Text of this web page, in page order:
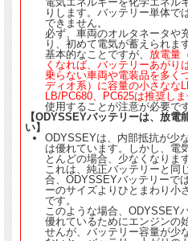
当店はオデッセイ （ODYSSEY） ドラ
ーシー） 正規販売代理店です。メーカー
りします。バッテリー単体で
できません。
必ず、車両のオルタネータや
り、初めて電気が蓄えられます
基本的なことですが、 放電量
くなれば、バッテリーあがり
乗らない車両や電装品を多く
ディオ系）に容量の小さなな
LB/PC680、PC625は推奨しま
使用することが注意が必要です
【ODYSSEYバッテリーは、放
い】
ODYSSEYは、内部抵抗が少
は優れています。しかし、電
とんどの場合、少なくなります
これは、純正バッテリーと同
合、ODYSSEYバッテリーで
ーのサイズよりひとまわり小
です。
このような場合、ODYSSEY
優れているためにエンジンの
せんが、バッテリー容量が少